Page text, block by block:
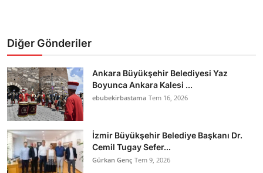
Diğer Gönderiler
Ankara Büyükşehir Belediyesi Yaz
Boyunca Ankara Kalesi ...
ebubekirbastama Tem 16, 2026
İzmir Büyükşehir Belediye Başkanı Dr.
Cemil Tugay Sefer...
Gürkan Genç Tem 9, 2026